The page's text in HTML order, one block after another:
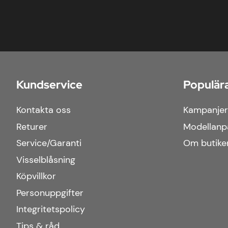
Kundservice
Kontakta oss
Returer
Service/Garanti
Visselblåsning
Köpvillkor
Personuppgifter
Integritetspolicy
Kampanjer
Om